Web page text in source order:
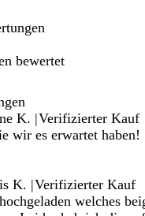
K. |Verifizierter Kauf
wir es erwartet haben!
K. |Verifizierter Kauf
welches